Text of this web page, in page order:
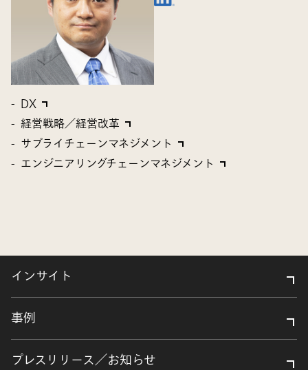
DX
経営戦略／経営改革
サプライチェーンマネジメント
エンジニアリングチェーンマネジメント
インサイト
事例
プレスリリース／お知らせ